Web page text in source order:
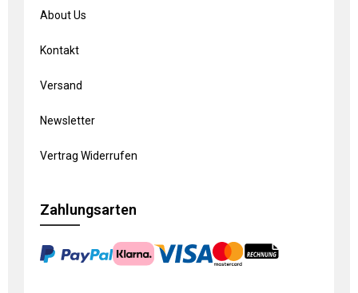
About Us
Kontakt
Versand
Newsletter
Vertrag Widerrufen
Zahlungsarten